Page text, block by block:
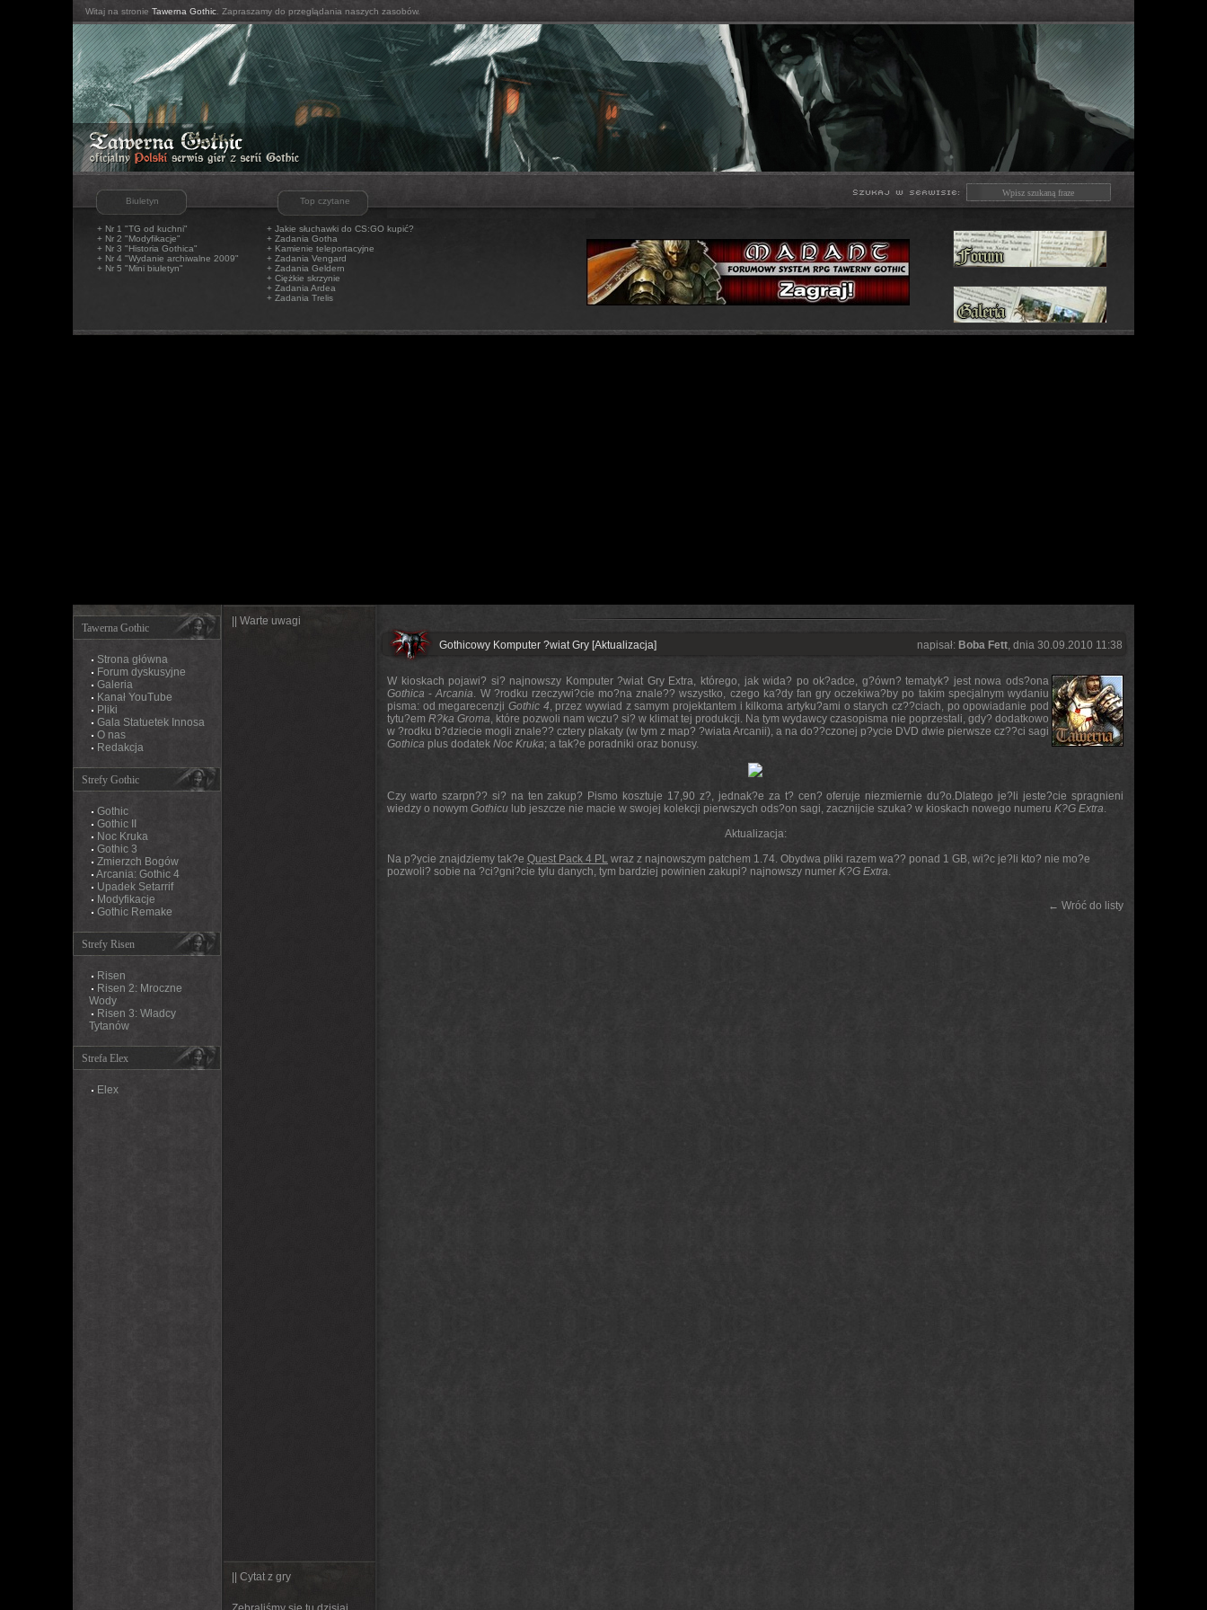
Witaj na stronie Tawerna Gothic . Zapraszamy do przeglądania naszych zasobów.
Biuletyn Top czytane
+ Nr 1 "TG od kuchni"
+ Nr 2 "Modyfikacje"
+ Nr 3 "Historia Gothica"
+ Nr 4 "Wydanie archiwalne 2009"
+ Nr 5 "Mini biuletyn"
+ Jakie słuchawki do CS:GO kupić?
+ Zadania Gotha
+ Kamienie teleportacyjne
+ Zadania Vengard
+ Zadania Geldern
+ Ciężkie skrzynie
+ Zadania Ardea
+ Zadania Trelis
Tawerna Gothic
Strona główna
Forum dyskusyjne
Galeria
Kanał YouTube
Pliki
Gala Statuetek Innosa
O nas
Redakcja
Strefy Gothic
Gothic
Gothic II
Noc Kruka
Gothic 3
Zmierzch Bogów
Arcania: Gothic 4
Upadek Setarrif
Modyfikacje
Gothic Remake
Strefy Risen
Risen
Risen 2: Mroczne
Wody
Risen 3: Władcy
Tytanów
Strefa Elex
Elex
|| Warte uwagi
|| Cytat z gry
Gothicowy Komputer ?wiat Gry [Aktualizacja] napisał: Boba Fett, dnia 30.09.2010 11:38
W kioskach pojawi? si? najnowszy Komputer ?wiat Gry Extra, którego, jak wida? po ok?adce, g?ówn? tematyk? jest nowa ods?ona
Gothica -Arcania. W ?rodku rzeczywi?cie mo?na znale?? wszystko, czego ka?dy fan gry oczekiwa?by po takim specjalnym wydaniu
pisma: od megarecenzji Gothic 4, przez wywiad z samym projektantem i kilkoma artyku?ami o starych cz??ciach, po opowiadanie pod
tytu?em R?ka Groma, które pozwoli nam wczu? si? w klimat tej produkcji. Na tym wydawcy czasopisma nie poprzestali, gdy? dodatkowo
w ?rodku b?dziecie mogli znale?? cztery plakaty (w tym z map? ?wiata Arcanii), a na do??czonej p?ycie DVD dwie pierwsze cz??ci sagi
Gothica plus dodatek Noc Kruka; a tak?e poradniki oraz bonusy.
Czy warto szarpn?? si? na ten zakup? Pismo kosztuje 17,90 z?, jednak?e za t? cen? oferuje niezmiernie du?o.Dlatego je?li jeste?cie spragnieni
wiedzy o nowym Gothicu lub jeszcze nie macie w swojej kolekcji pierwszych ods?on sagi, zacznijcie szuka? w kioskach nowego numeru K?G Extra.
Aktualizacja:
Na p?ycie znajdziemy tak?e Quest Pack 4 PL wraz z najnowszym patchem 1.74. Obydwa pliki razem wa?? ponad 1 GB, wi?c je?li kto? nie mo?e
pozwoli? sobie na ?ci?gni?cie tylu danych, tym bardziej powinien zakupi? najnowszy numer K?G Extra.
← Wróć do listy